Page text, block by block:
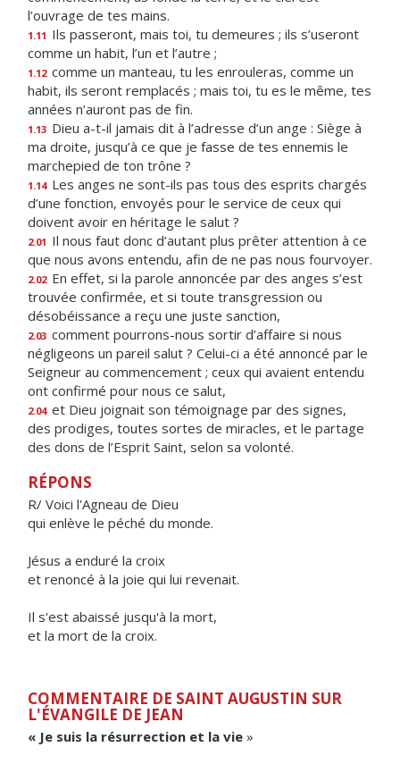
l’ouvrage de tes mains.
1.11 Ils passeront, mais toi, tu demeures ; ils s’useront
comme un habit, l’un et l’autre ;
1.12 comme un manteau, tu les enrouleras, comme un
habit, ils seront remplacés ; mais toi, tu es le même, tes
années n’auront pas de fin.
1.13 Dieu a-t-il jamais dit à l’adresse d’un ange : Siège à
ma droite, jusqu’à ce que je fasse de tes ennemis le
marchepied de ton trône ?
1.14 Les anges ne sont-ils pas tous des esprits chargés
d’une fonction, envoyés pour le service de ceux qui
doivent avoir en héritage le salut ?
2.01 Il nous faut donc d’autant plus prêter attention à ce
que nous avons entendu, afin de ne pas nous fourvoyer.
2.02 En effet, si la parole annoncée par des anges s’est
trouvée confirmée, et si toute transgression ou
désobéissance a reçu une juste sanction,
2.03 comment pourrons-nous sortir d’affaire si nous
négligeons un pareil salut ? Celui-ci a été annoncé par le
Seigneur au commencement ; ceux qui avaient entendu
ont confirmé pour nous ce salut,
2.04 et Dieu joignait son témoignage par des signes,
des prodiges, toutes sortes de miracles, et le partage
des dons de l’Esprit Saint, selon sa volonté.
RÉPONS
R/ Voici l'Agneau de Dieu
qui enlève le péché du monde.
Jésus a enduré la croix
et renoncé à la joie qui lui revenait.
Il s'est abaissé jusqu'à la mort,
et la mort de la croix.
COMMENTAIRE DE SAINT AUGUSTIN SUR
L'ÉVANGILE DE JEAN
« Je suis la résurrection et la vie »